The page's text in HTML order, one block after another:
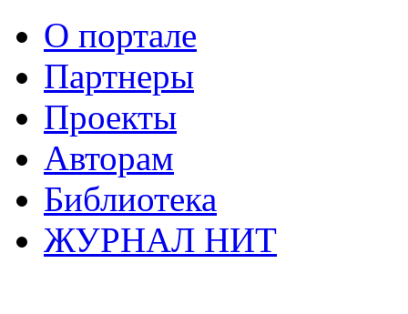
О портале
Партнеры
Проекты
Авторам
Библиотека
ЖУРНАЛ НИТ